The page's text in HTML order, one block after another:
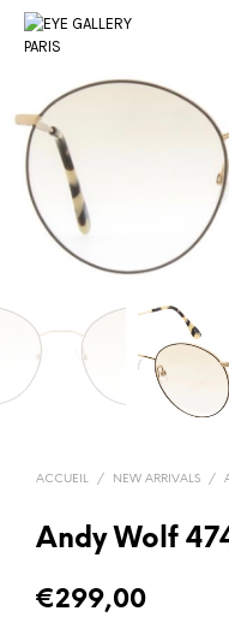
ACCUEIL / NEW ARRIVALS /
Andy Wolf
€299,00